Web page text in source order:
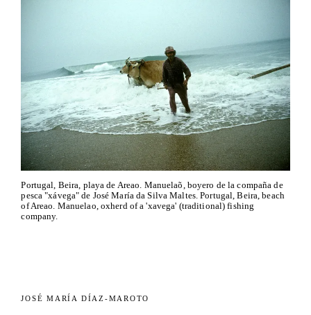
Portugal, Beira, playa de Areao. Manuelaõ, boyero de la compaña de
pesca "xávega" de José María da Silva Maltes. Portugal, Beira, beach
of Areao. Manuelao, oxherd of a 'xavega' (traditional) fishing
company.
JOSÉ MARÍA DÍAZ-MAROTO